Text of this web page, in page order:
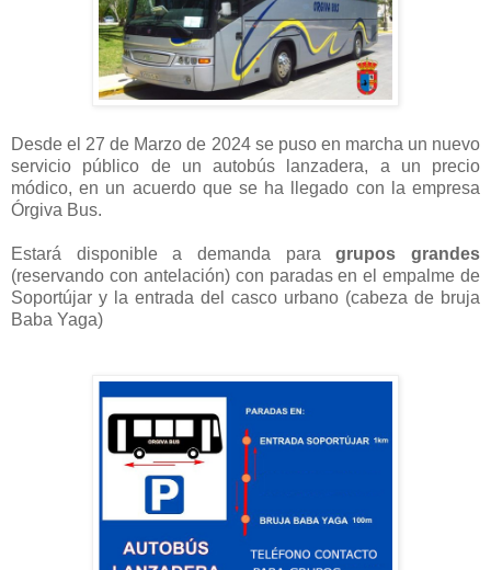
Desde el 27 de Marzo de 2024 se puso en marcha un nuevo
servicio público de un autobús lanzadera, a un precio
módico, en un acuerdo que se ha llegado con la empresa
Órgiva Bus.
Estará disponible a demanda paragrupos grandes
(reservando con antelación) con paradas en el empalme de
Soportújar y la entrada del casco urbano (cabeza de bruja
Baba Yaga)